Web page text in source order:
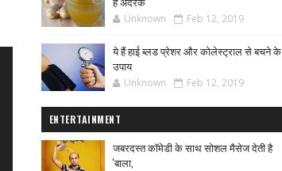
Unknown Feb 12, 2019
ये हैं हाई ब्लड प्रेशर और कोलेस्ट्राल से बचने के
उपाय
Unknown Feb 12, 2019
ENTERTAINMENT
जबरदस्त कॉमेडी के साथ सोशल मैसेज देती है
'बाला,